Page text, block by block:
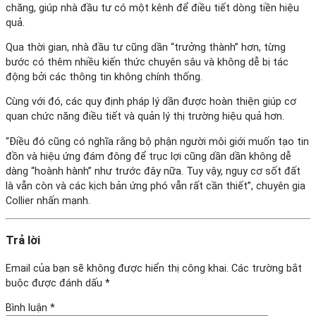
chăng, giúp nhà đầu tư có một kênh để điều tiết dòng tiền hiệu
quả.
Qua thời gian, nhà đầu tư cũng dần “trưởng thành” hơn, từng
bước có thêm nhiều kiến thức chuyên sâu và không dễ bị tác
động bởi các thông tin không chính thống.
Cùng với đó, các quy định pháp lý dần được hoàn thiện giúp cơ
quan chức năng điều tiết và quản lý thị trường hiệu quả hơn.
“Điều đó cũng có nghĩa rằng bộ phận người môi giới muốn tạo tin
đồn và hiệu ứng đám đông để trục lợi cũng dần dần không dễ
dàng “hoành hành” như trước đây nữa. Tuy vậy, nguy cơ sốt đất
là vẫn còn và các kịch bản ứng phó vẫn rất cần thiết”, chuyên gia
Collier nhấn mạnh.
Trả lời
Email của bạn sẽ không được hiển thị công khai. Các trường bắt
buộc được đánh dấu *
Bình luận *